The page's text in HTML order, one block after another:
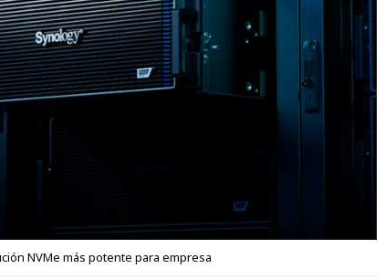
NVMe más potente para empresa